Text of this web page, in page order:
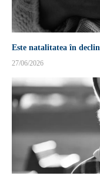
Este natalitatea în
27/06/2026